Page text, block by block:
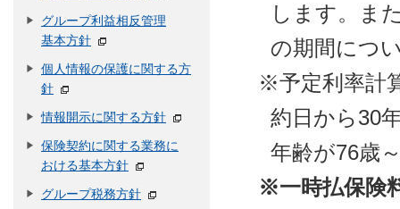
します。ま
の期間につ
※予定利率計
約日から30
年齢が76歳
※一時払保険
グループ利益相反管理
基本方針
個人情報の保護に関する方
針
情報開示に関する方針
保険契約に関する業務に
おける基本方針
グループ税務方針